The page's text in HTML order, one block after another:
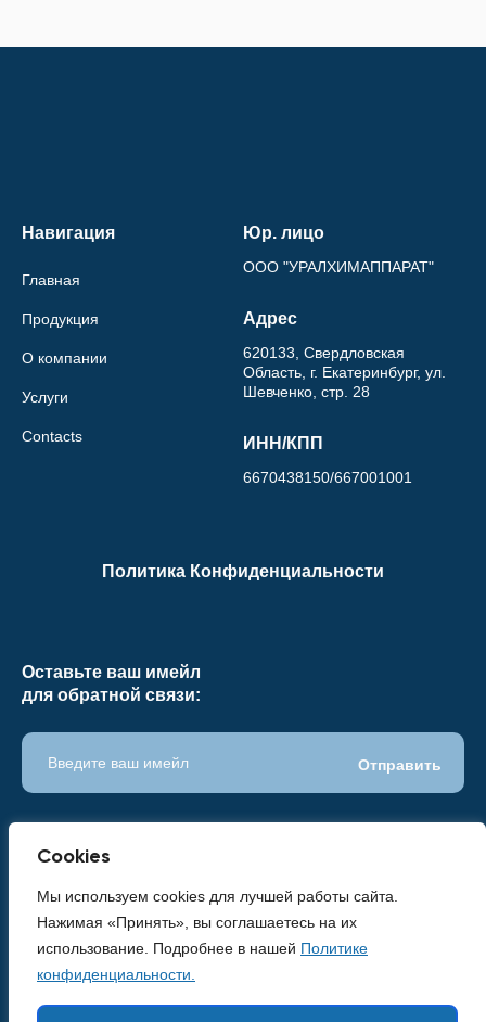
Cookies
Мы используем cookies для лучшей работы сайта.
Нажимая «Принять», вы соглашаетесь на их
использование. Подробнее в нашей Политике
конфиденциальности.
Навигация
Главная
Продукция
О компании
Услуги
Contacts
Юр. лицо
ООО "УРАЛХИМАППАРАТ"
Адрес
620133, Свердловская
Область, г. Екатеринбург, ул.
Шевченко, стр. 28
ИНН/КПП
6670438150/667001001
Политика Конфиденциальности
Оставьте ваш имейл
для обратной связи: